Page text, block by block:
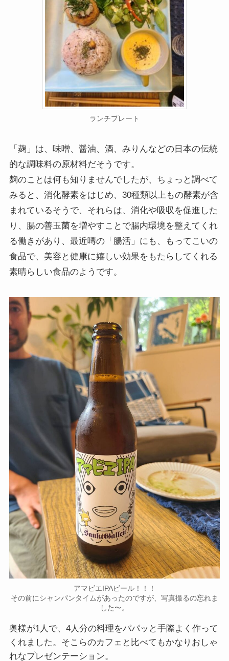
ランチプレート
「麹」は、味噌、醤油、酒、みりんなどの日本の伝統
的な調味料の原材料だそうです。
麹のことは何も知りませんでしたが、ちょっと調べて
みると、消化酵素をはじめ、30種類以上もの酵素が含
まれているそうで、それらは、消化や吸収を促進した
り、腸の善玉菌を増やすことで腸内環境を整えてくれ
る働きがあり、最近噂の「腸活」にも、もってこいの
食品で、美容と健康に嬉しい効果をもたらしてくれる
素晴らしい食品のようです。
アマビエIPAビール！！！
その前にシャンパンタイムがあったのですが、写真撮るの忘れま
した〜。
奥様が1人で、4人分の料理をパパッと手際よく作って
くれました。そこらのカフェと比べてもかなりおしゃ
れなプレゼンテーション。